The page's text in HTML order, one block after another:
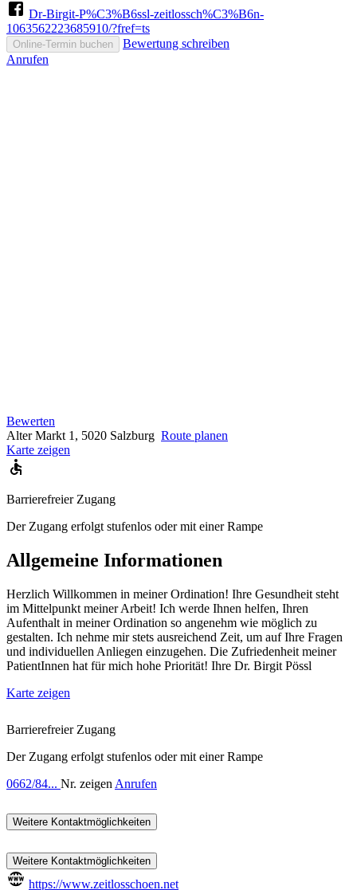
Dr-Birgit-P%C3%B6ssl-zeitlossch%C3%B6n-
1063562223685910/?fref=ts
Online-Termin buchen
Bewertung schreiben
Anrufen
Bewerten
Alter Markt 1, 5020 Salzburg Route planen
Karte zeigen
Barrierefreier Zugang
Der Zugang erfolgt stufenlos oder mit einer Rampe
Allgemeine Informationen
Herzlich Willkommen in meiner Ordination! Ihre Gesundheit steht
im Mittelpunkt meiner Arbeit! Ich werde Ihnen helfen, Ihren
Aufenthalt in meiner Ordination so angenehm wie möglich zu
gestalten. Ich nehme mir stets ausreichend Zeit, um auf Ihre Fragen
und individuellen Anliegen einzugehen. Die Zufriedenheit meiner
PatientInnen hat für mich hohe Priorität! Ihre Dr. Birgit Pössl
Karte zeigen
Barrierefreier Zugang
Der Zugang erfolgt stufenlos oder mit einer Rampe
0662/84... Nr. zeigen Anrufen
Weitere Kontaktmöglichkeiten
Weitere Kontaktmöglichkeiten
https://www.zeitlosschoen.net